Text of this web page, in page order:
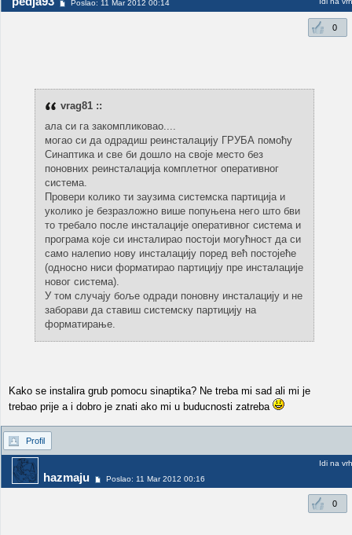
Poslao: 11 Mar 2012 00:14
0
vrag81 ::
ала си га закомпликовао....
могао си да одрадиш реинсталацију ГРУБА помоћу
Синаптика и све би дошло на своје место без
поновних реинсталација комплетног оперативног
система.
Провери колико ти заузима системска партиција и
уколико је безразложно више попуњена него што бви
то требало после инсталације оперативног система и
програма које си инсталирао постоји могућност да си
само налепио нову инсталацију поред већ постојеће
(односно ниси форматирао партицију пре инсталације
новог система).
У том случају боље одради поновну инсталацију и не
заборави да ставиш системску партицију на
форматирање.
Kako se instalira grub pomocu sinaptika? Ne treba mi sad ali mi je
trebao prije a i dobro je znati ako mi u buducnosti zatreba
Profil
hazmaju Poslao: 11 Mar 2012 00:16
Idi na vrh
0